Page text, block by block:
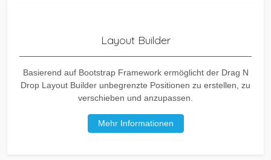
Layout Builder
Basierend auf Bootstrap Framework ermöglicht der Drag N
Drop Layout Builder unbegrenzte Positionen zu erstellen, zu
verschieben und anzupassen.
Mehr Informationen